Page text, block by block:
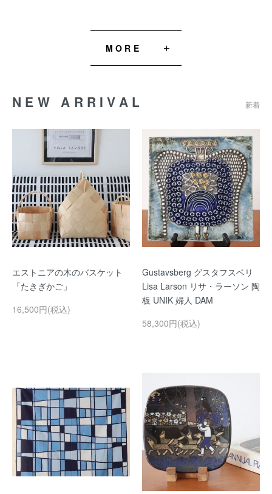
MORE
NEW ARRIVAL 新着
エストニアの木のバスケット
「たきぎかご」
16,500円(税込)
Gustavsberg グスタフスベリ
Lisa Larson リサ・ラーソン 陶
板 UNIK 婦人 DAM
58,300円(税込)